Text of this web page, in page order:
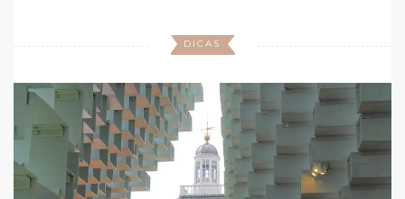
DICAS